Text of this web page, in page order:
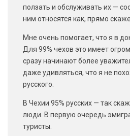
ползать и обслуживать их —
ним относятся как, прямо
Мне очень помогает, что я в
Для 99% чехов это имеет
сразу начинают более
даже удивляться, что я не
русского.
В Чехии 95% русских — так
люди. В первую очередь
туристы.